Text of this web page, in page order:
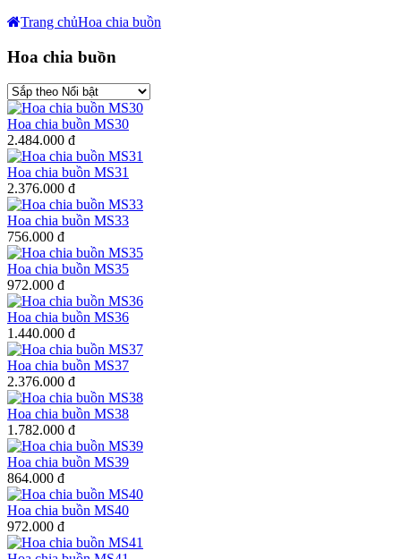
Trang chủHoa chia buồn
Hoa chia buồn
Hoa chia buồn MS30
2.484.000 đ
Hoa chia buồn MS31
2.376.000 đ
Hoa chia buồn MS33
756.000 đ
Hoa chia buồn MS35
972.000 đ
Hoa chia buồn MS36
1.440.000 đ
Hoa chia buồn MS37
2.376.000 đ
Hoa chia buồn MS38
1.782.000 đ
Hoa chia buồn MS39
864.000 đ
Hoa chia buồn MS40
972.000 đ